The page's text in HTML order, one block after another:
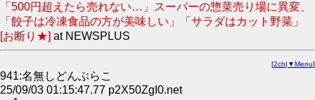
「500円超えたら売れない…」スーパーの惣菜売り場に異変、
「餃子は冷凍食品の方が美味しい」「サラダはカット野菜」
[お断り★] at NEWSPLUS
[2ch| ▼Menu]
941:名無しどんぶらこ
25/09/03 01:15:47.77 p2X50ZgI0.net